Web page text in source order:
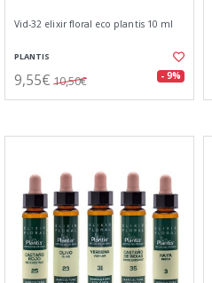
Vid-32 elixir floral eco plantis 10 ml
PLANTIS
9,55€ 10,50€ - 9%